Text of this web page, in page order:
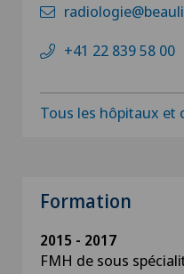
+41 22 839 58 00
Tous les hôpitaux et
Formation
2015 - 2017
FMH de sous